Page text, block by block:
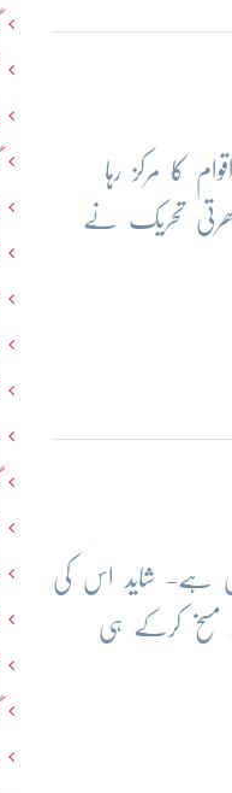
کا مرکز رہا
تحریک نے
ہے- شاید اس کی
مسخ کرکے ہی